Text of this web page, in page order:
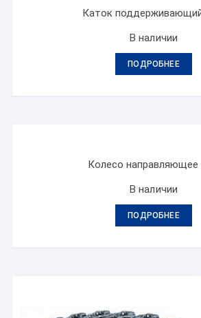
Каток
В наличии
ПОДРОБНЕЕ
Колесо направляющее
В наличии
ПОДРОБНЕЕ